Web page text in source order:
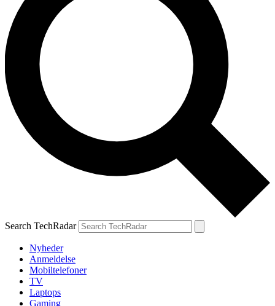
Search TechRadar
Nyheder
Anmeldelse
Mobiltelefoner
TV
Laptops
Gaming